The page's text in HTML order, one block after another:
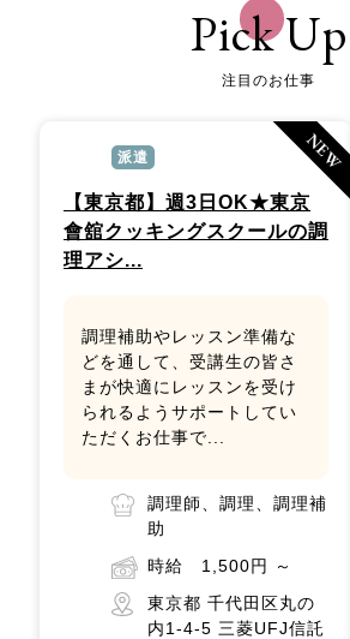
Pick Up
注目のお仕事
NEW
派遣
【東京都】週3日OK★東京
會舘クッキングスクールの調
理アシ...
調理補助やレッスン準備な
どを通して、受講生の皆さ
まが快適にレッスンを受け
られるようサポートしてい
ただくお仕事で...
調理師、調理、調理補
助
時給 1,500円 ～
東京都 千代田区丸の
内1-4-5 三菱UFJ信託